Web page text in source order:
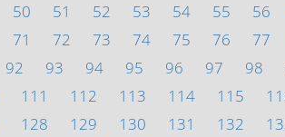
50 51 52 53 54 55 56
71 72 73 74 75 76 77
92 93 94 95 96 97 98
111 112 113 114 115
128 129 130 131 132